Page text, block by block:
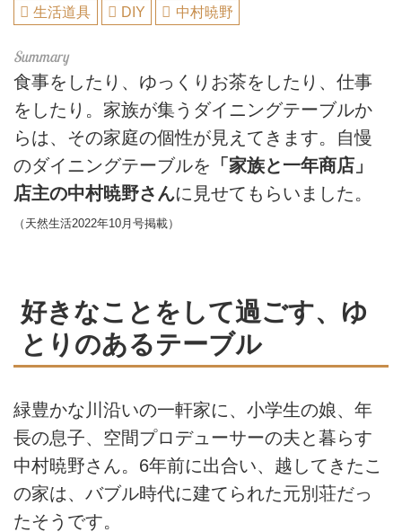
生活道具
DIY 中村暁野
食事をしたり、ゆっくりお茶をしたり、仕事
をしたり。家族が集うダイニングテーブルか
らは、その家庭の個性が見えてきます。自慢
のダイニングテーブルを 「家族と一年商店」
店主の中村暁野さんに見せてもらいました。
（天然生活2022年10月号掲載）
好きなことをして過ごす、ゆ
とりのあるテーブル
緑豊かな川沿いの一軒家に、小学生の娘、年
長の息子、空間プロデューサーの夫と暮らす
中村暁野さん。6年前に出合い、越してきたこ
の家は、バブル時代に建てられた元別荘だっ
たそうです。